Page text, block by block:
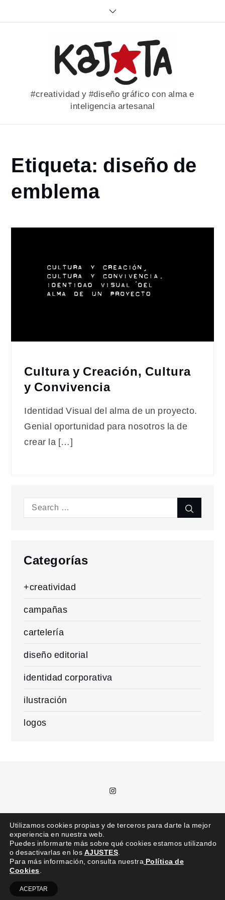
#creatividad y #diseño gráfico con alma e
inteligencia artesanal
Home
portfolio
de
Etiqueta: diseño de
emblema
Cultura y Creación, Cultura
y Convivencia
Identidad Visual del alma de un proyecto.
Genial oportunidad para nosotros la de
crear la […]
Search
Categorías
+creatividad
campañas
cartelería
diseño editorial
identidad corporativa
ilustración
logos
Instagram
Utilizamos cookies propias y de terceros para darte la mejor
experiencia en nuestra web.
Puedes informarte más sobre qué cookies estamos utilizando
o desactivarlas en los AJUSTES.
Para más información, consulta nuestra Política de
Cookies.
ACEPTAR